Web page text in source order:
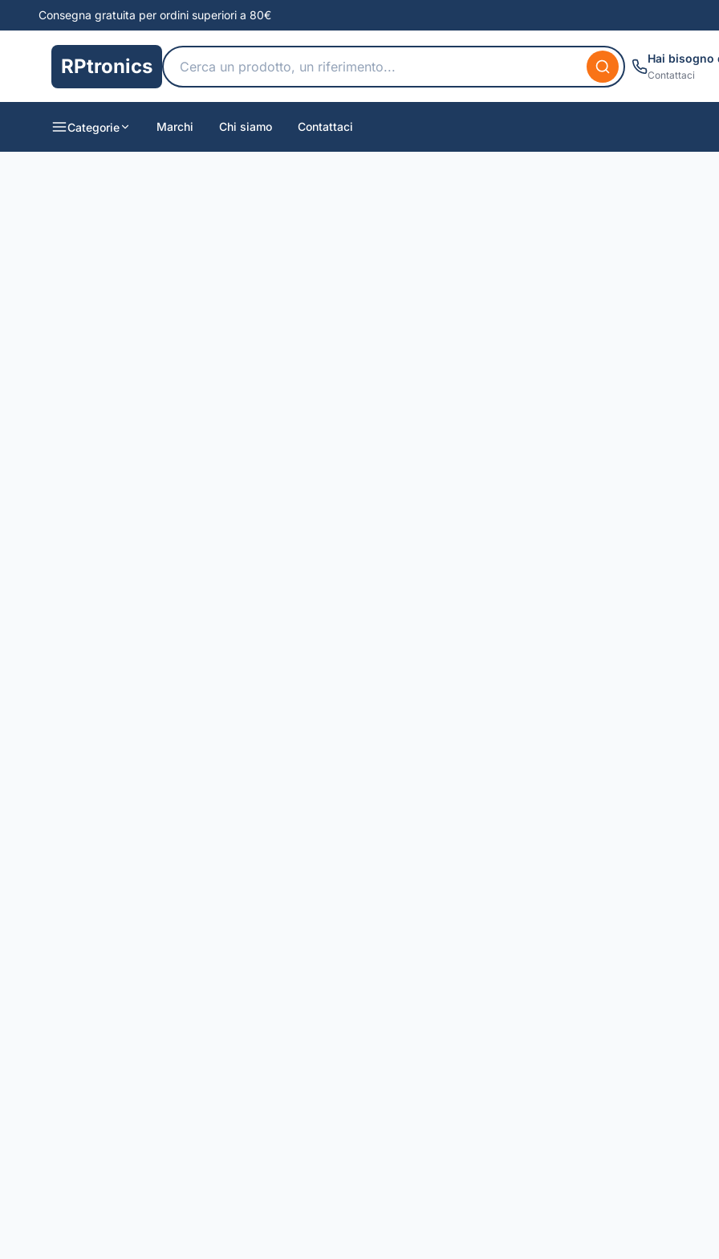
Consegna gratuita per ordini superiori a 80€
RPtronics Hai bisogno
Contattaci
Categorie Marchi Chi siamo Contattaci